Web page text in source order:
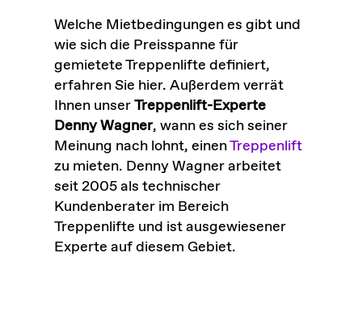
Welche Mietbedingungen es gibt und
wie sich die Preisspanne für
gemietete Treppenlifte definiert,
erfahren Sie hier. Außerdem verrät
Ihnen unserTreppenlift-Experte
Denny Wagner, wann es sich seiner
Meinung nach lohnt, einenTreppenlift
zu mieten. Denny Wagner arbeitet
seit 2005 als technischer
Kundenberater im Bereich
Treppenlifte und ist ausgewiesener
Experte auf diesem Gebiet.